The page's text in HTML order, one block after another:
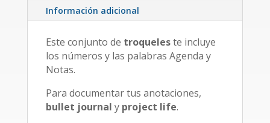
Información adicional
Este conjunto de troqueleste incluye
los números y las palabras Agenda y
Notas.
Para documentar tus anotaciones,
bullet journal y project life.